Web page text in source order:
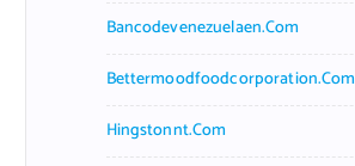
Bancodevenezuelaen.com
Bettermoodfoodcorporation.com
Hingstonnt.com